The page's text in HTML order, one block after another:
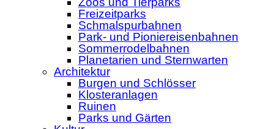
Freizeitparks
Schmalspurbahnen
Park- und Pioniereisenbahnen
Sommerrodelbahnen
Planetarien und Sternwarten
Architektur
Burgen und Schlösser
Klosteranlagen
Ruinen
Parks und Gärten